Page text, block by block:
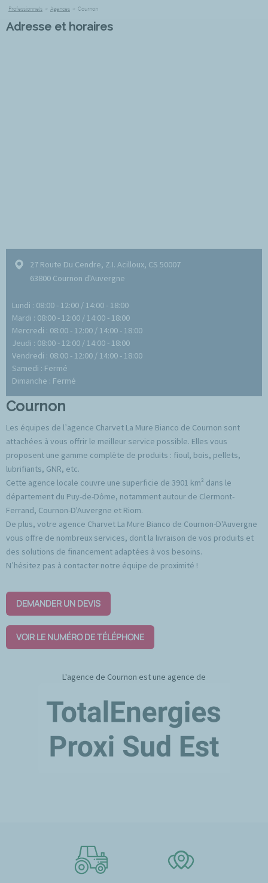
Professionnels > Agences > Cournon
Cournon
Les équipes de l’agence Charvet La Mure Bianco de Cournon sont
attachées à vous offrir le meilleur service possible. Elles vous
proposent une gamme complète de produits : fioul, bois, pellets,
lubrifiants, GNR, etc.
Cette agence locale couvre une superficie de 3901 km² dans le
département du Puy-de-Dôme, notamment autour de Clermont-
Ferrand, Cournon-D'Auvergne et Riom.
De plus, votre agence Charvet La Mure Bianco de Cournon-D'Auvergne
vous offre de nombreux services, dont la livraison de vos produits et
des solutions de financement adaptées à vos besoins.
N’hésitez pas à contacter notre équipe de proximité !
DEMANDER UN DEVIS
VOIR LE NUMÉRO DE TÉLÉPHONE
L'agence de Cournon est une agence de
Adresse et horaires
27 Route Du Cendre, Z.I. Acilloux, CS 50007
63800 Cournon d'Auvergne
Lundi : 08:00 - 12:00 / 14:00 - 18:00
Mardi : 08:00 - 12:00 / 14:00 - 18:00
Mercredi : 08:00 - 12:00 / 14:00 - 18:00
Jeudi : 08:00 - 12:00 / 14:00 - 18:00
Vendredi : 08:00 - 12:00 / 14:00 - 18:00
Samedi : Fermé
Dimanche : Fermé